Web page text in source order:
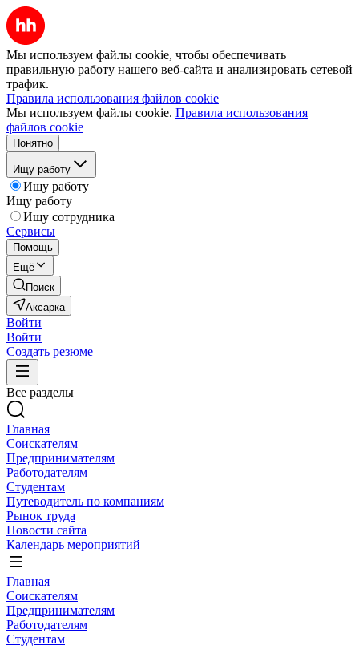
Мы используем файлы cookie, чтобы обеспечивать
правильную работу нашего веб-сайта и анализировать сетевой
трафик.
Правила использования файлов cookie
Мы используем файлы cookie. Правила использования
файлов cookie
Понятно
Ищу работу
Ищу работу
Ищу работу
Ищу сотрудника
Сервисы
Помощь
Ещё
Поиск
Аксарка
Войти
Войти
Создать резюме
Все разделы
Главная
Соискателям
Предпринимателям
Работодателям
Студентам
Путеводитель по компаниям
Рынок труда
Новости сайта
Календарь мероприятий
Главная
Соискателям
Предпринимателям
Работодателям
Студентам